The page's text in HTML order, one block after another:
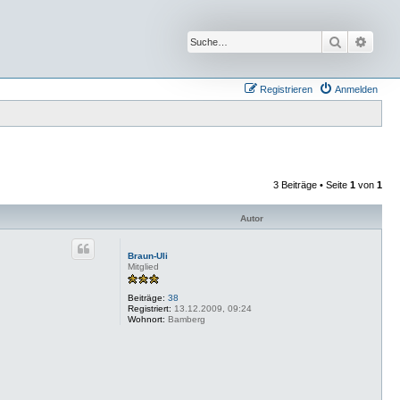
Suche
Anmelden
Registrieren
3 Beiträge • Seite 1 von 1
Autor
Braun-Uli
Mitglied
Beiträge: 38
Registriert: 13.12.2009, 09:24
Wohnort: Bamberg